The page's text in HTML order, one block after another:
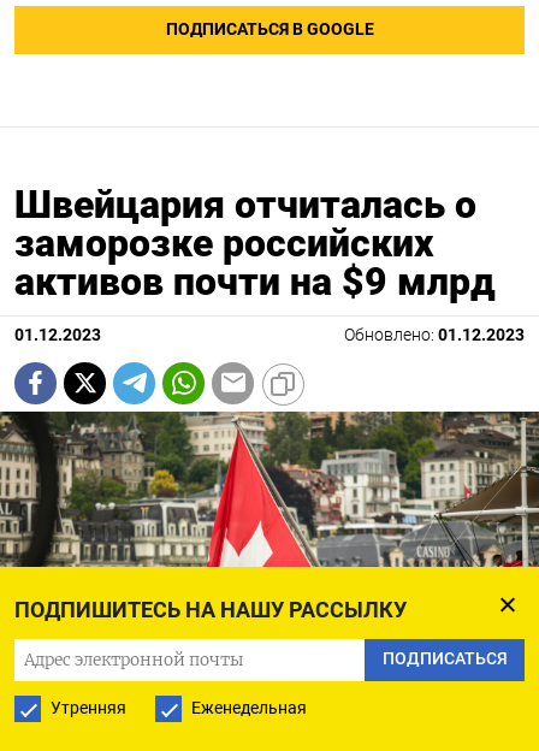
ПОДПИШИТЕСЬ НА НАШУ РАССЫЛКУ
ПОДПИСАТЬСЯ
Утренняя Еженедельная
ПОДПИСАТЬСЯ В GOOGLE
Швейцария отчиталась о
заморозке российских
активов почти на $9 млрд
01.12.2023 Обновлено: 01.12.2023